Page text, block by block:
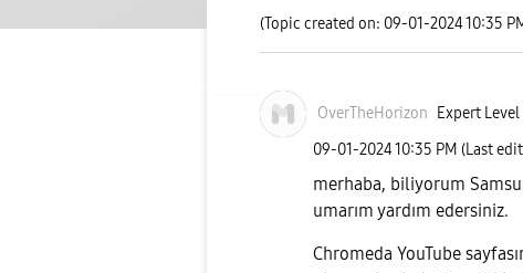
(Topic created on: 09-01-2024 10:35
OverTheHorizon Expert Level
‎09-01-202410:35 PM (Last
merhaba, biliyorum
umarım yardım edersiniz.
Chromeda YouTube